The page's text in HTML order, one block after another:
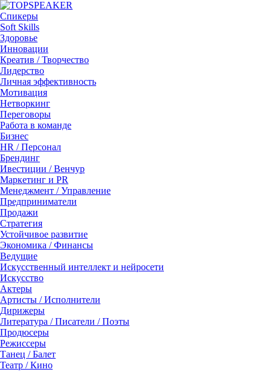
Спикеры
Soft Skills
Здоровье
Инновации
Креатив / Творчество
Лидерство
Личная эффективность
Мотивация
Нетворкинг
Переговоры
Работа в команде
Бизнес
HR / Персонал
Брендинг
Ивестиции / Венчур
Маркетинг и PR
Менеджмент / Управление
Предприниматели
Продажи
Стратегия
Устойчивое развитие
Экономика / Финансы
Ведущие
Искусственный интеллект и нейросети
Искусство
Актеры
Артисты / Исполнители
Дирижеры
Литература / Писатели / Поэты
Продюсеры
Режиссеры
Танец / Балет
Театр / Кино